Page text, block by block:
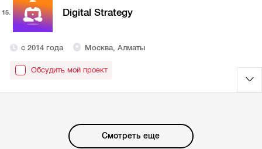
15. Digital Strategy
с 2014 года Москва, Алматы
Обсудить мой проект
Смотреть еще